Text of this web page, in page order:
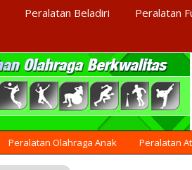
Peralatan Beladiri
Peralatan
Peralatan Olahraga Anak Peralatan